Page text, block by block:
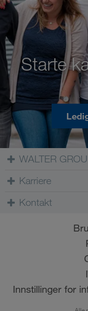
Starte
WALTER
Karriere
Kontakt
Innstillinger for